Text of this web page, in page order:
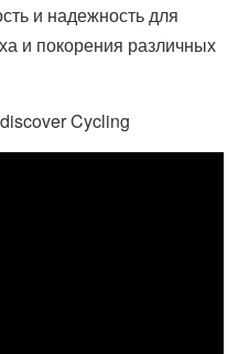
и надежность для
и покорения различных
Cycling